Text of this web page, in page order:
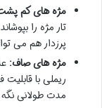
مژه های کم
تار مژه را
پرزدار هم می
مژه های صاف:
ریملی با قابلیت
مدت طولانی